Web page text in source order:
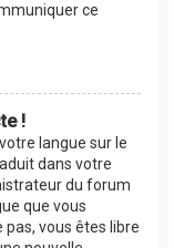
ce
!
langue sur le
dans votre
du forum
que vous
pas, vous êtes libre